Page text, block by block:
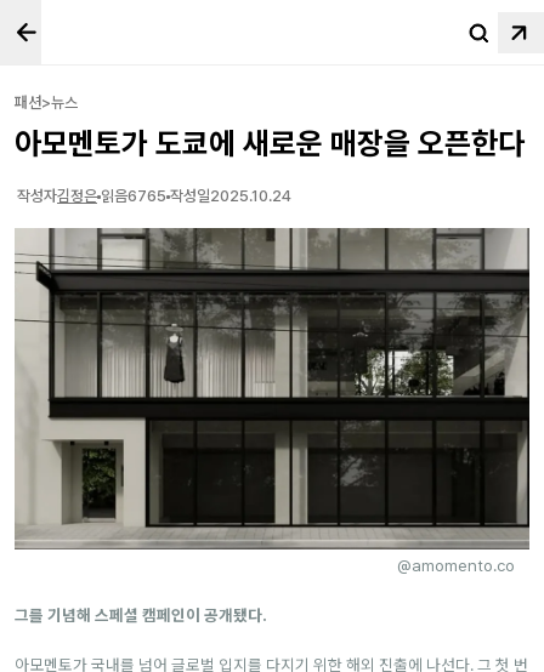
패션>뉴스
아모멘토가 도쿄에 새로운 매장을 오픈한다
작성자김정은 읽음6765 작성일2025.10.24
@amomento.co
그를 기념해 스페셜 캠페인이 공개됐다.
아모멘토가 국내를 넘어 글로벌 입지를 다지기 위한 해외 진출에 나선다. 그 첫 번